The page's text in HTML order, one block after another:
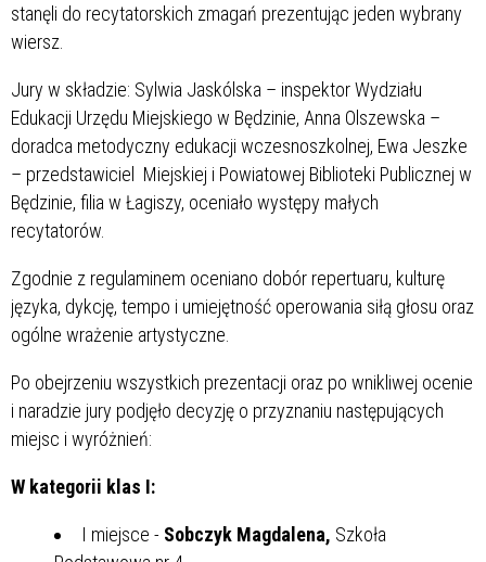
stanęli do recytatorskich zmagań prezentując jeden wybrany
wiersz.
Jury w składzie: Sylwia Jaskólska – inspektor Wydziału
Edukacji Urzędu Miejskiego w Będzinie, Anna Olszewska –
doradca metodyczny edukacji wczesnoszkolnej, Ewa Jeszke
– przedstawiciel Miejskiej i Powiatowej Biblioteki Publicznej w
Będzinie, filia w Łagiszy, oceniało występy małych
recytatorów.
Zgodnie z regulaminem oceniano dobór repertuaru, kulturę
języka, dykcję, tempo i umiejętność operowania siłą głosu oraz
ogólne wrażenie artystyczne.
Po obejrzeniu wszystkich prezentacji oraz po wnikliwej ocenie
i naradzie jury podjęło decyzję o przyznaniu następujących
miejsc i wyróżnień:
W kategorii klas I:
I miejsce - Sobczyk Magdalena, Szkoła